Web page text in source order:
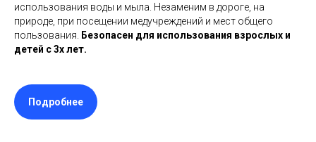
использования воды и мыла. Незаменим в дороге, на
природе, при посещении медучреждений и мест общего
пользования.
Безопасен для использования взрослых и
детей с 3х лет.
Подробнее